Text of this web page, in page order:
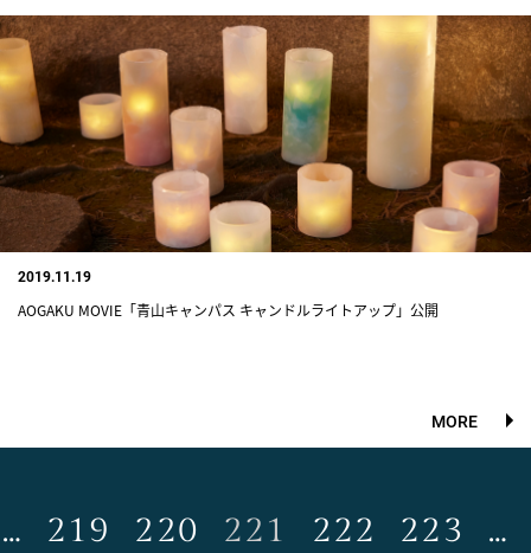
2019.11.19
AOGAKU MOVIE「青山キャンパス キャンドルライトアップ」公開
MORE
… 219 220 221 222 223 …